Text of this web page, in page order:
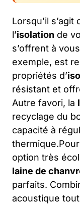
Lorsqu’il
l’isolation de
s’offrent à
exemple, est
propriétés d’
résistant et
Autre favori, la
recyclage du
capacité à
option très
laine de
parfaits.
acoustique